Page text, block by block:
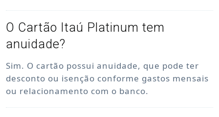
O Cartão Itaú Platinum tem
anuidade?
Sim. O cartão possui anuidade, que pode ter
desconto ou isenção conforme gastos mensais
ou relacionamento com o banco.